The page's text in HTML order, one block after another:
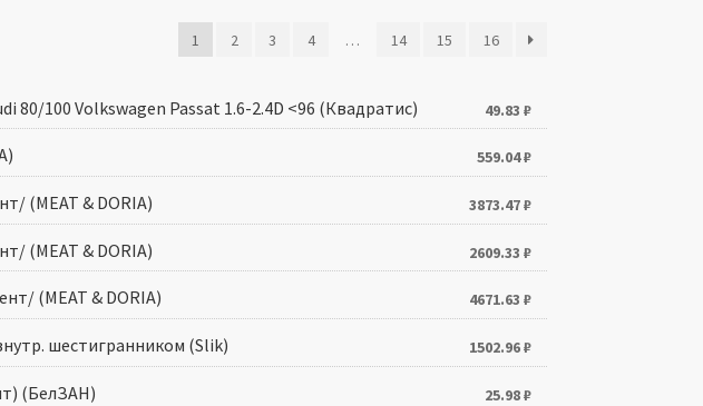
1 2 3 4 … 14 15 16
80/100 Volkswagen Passat 1.6-2.4D <96 (Квадратис) 49.83 ₽
559.04₽
(MEAT & DORIA) 3873.47₽
(MEAT & DORIA) 2609.33 ₽
(MEAT & DORIA) 4671.63 ₽
шестигранником (Slik) 1502.96₽
(БелЗАН) 25.98₽